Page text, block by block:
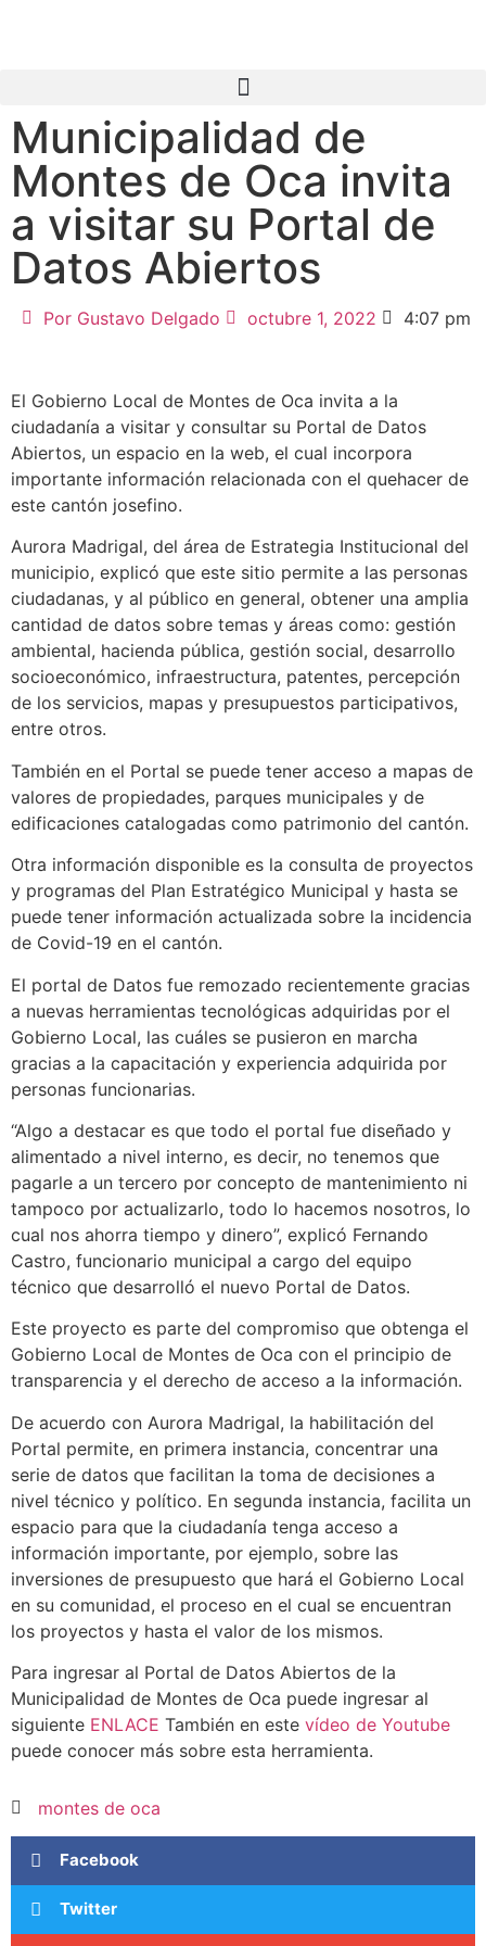
Municipalidad de
Montes de Oca invita
a visitar su Portal de
Datos Abiertos
PorGustavo Delgado octubre 1, 2022 4:07 pm
El Gobierno Local de Montes de Oca invita a la
ciudadanía a visitar y consultar su Portal de Datos
Abiertos, un espacio en la web, el cual incorpora
importante información relacionada con el quehacer de
este cantón josefino.
Aurora Madrigal, del área de Estrategia Institucional del
municipio, explicó que este sitio permite a las personas
ciudadanas, y al público en general, obtener una amplia
cantidad de datos sobre temas y áreas como: gestión
ambiental, hacienda pública, gestión social, desarrollo
socioeconómico, infraestructura, patentes, percepción
de los servicios, mapas y presupuestos participativos,
entre otros.
También en el Portal se puede tener acceso a mapas de
valores de propiedades, parques municipales y de
edificaciones catalogadas como patrimonio del cantón.
Otra información disponible es la consulta de proyectos
y programas del Plan Estratégico Municipal y hasta se
puede tener información actualizada sobre la incidencia
de Covid-19 en el cantón.
El portal de Datos fue remozado recientemente gracias
a nuevas herramientas tecnológicas adquiridas por el
Gobierno Local, las cuáles se pusieron en marcha
gracias a la capacitación y experiencia adquirida por
personas funcionarias.
“Algo a destacar es que todo el portal fue diseñado y
alimentado a nivel interno, es decir, no tenemos que
pagarle a un tercero por concepto de mantenimiento ni
tampoco por actualizarlo, todo lo hacemos nosotros, lo
cual nos ahorra tiempo y dinero”, explicó Fernando
Castro, funcionario municipal a cargo del equipo
técnico que desarrolló el nuevo Portal de Datos.
Este proyecto es parte del compromiso que obtenga el
Gobierno Local de Montes de Oca con el principio de
transparencia y el derecho de acceso a la información.
De acuerdo con Aurora Madrigal, la habilitación del
Portal permite, en primera instancia, concentrar una
serie de datos que facilitan la toma de decisiones a
nivel técnico y político. En segunda instancia, facilita un
espacio para que la ciudadanía tenga acceso a
información importante, por ejemplo, sobre las
inversiones de presupuesto que hará el Gobierno Local
en su comunidad, el proceso en el cual se encuentran
los proyectos y hasta el valor de los mismos.
Para ingresar al Portal de Datos Abiertos de la
Municipalidad de Montes de Oca puede ingresar al
siguiente ENLACE También en este vídeo de Youtube
puede conocer más sobre esta herramienta.
montes de oca
Facebook
Twitter